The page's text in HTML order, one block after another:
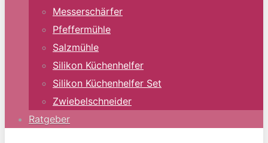
Messerschärfer
Pfeffermühle
Salzmühle
Silikon Küchenhelfer
Silikon Küchenhelfer Set
Zwiebelschneider
Ratgeber